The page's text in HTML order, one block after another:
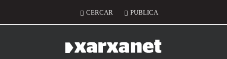
Menú del compte d'usuari
CERCAR PUBLICA